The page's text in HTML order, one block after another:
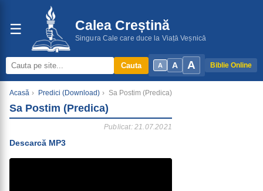
☰ Calea Creștină
Singura Cale care duce la Viață Veșnică
A A A Biblie Online
Cauta
Acasă › Predici (Download) › Sa Postim (Predica)
Sa Postim (Predica)
Publicat: 21.07.2021
Descarcă MP3